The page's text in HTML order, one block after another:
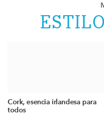
Cork, esencia irlandesa para
todos